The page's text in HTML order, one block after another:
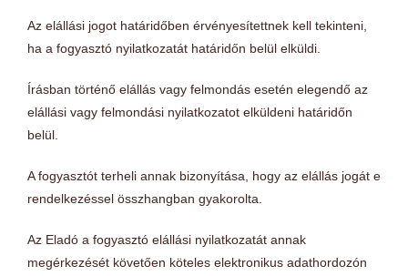
Az elállási jogot határidőben érvényesítettnek kell tekinteni,
ha a fogyasztó nyilatkozatát határidőn belül elküldi.
Írásban történő elállás vagy felmondás esetén elegendő az
elállási vagy felmondási nyilatkozatot elküldeni határidőn
belül.
A fogyasztót terheli annak bizonyítása, hogy az elállás jogát e
rendelkezéssel összhangban gyakorolta.
Az Eladó a fogyasztó elállási nyilatkozatát annak
megérkezését követően köteles elektronikus adathordozón